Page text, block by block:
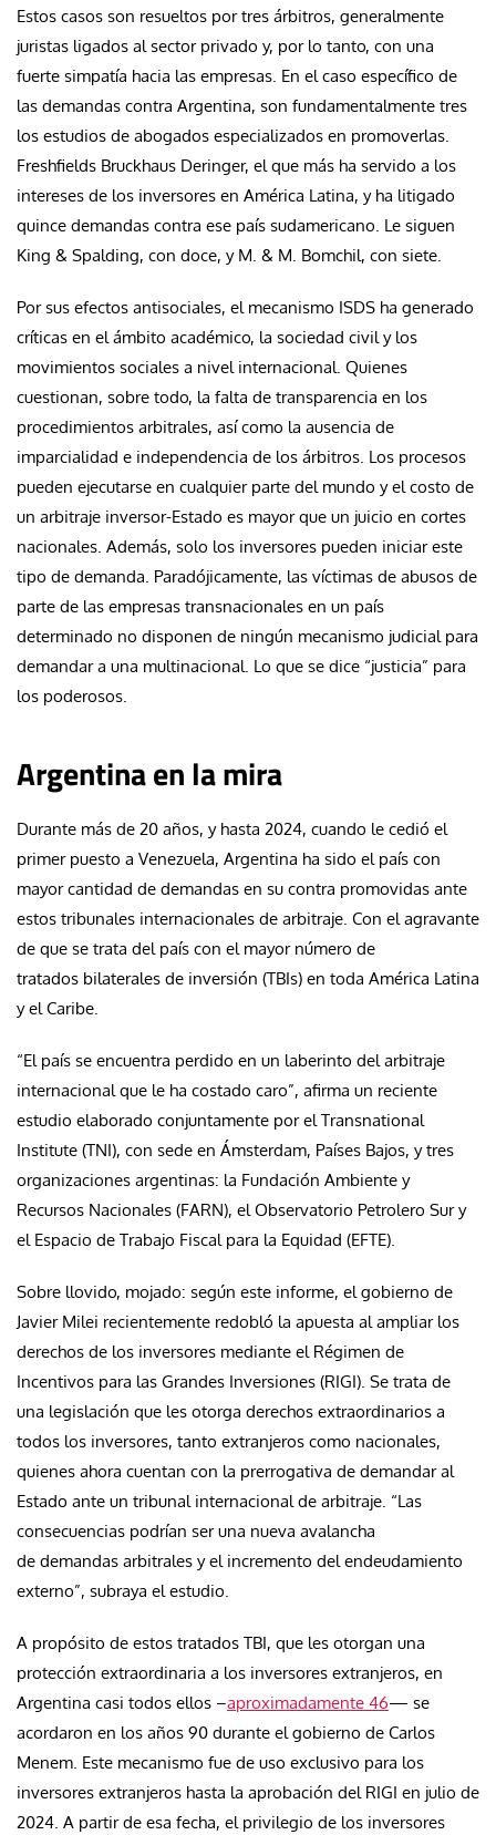
Estos casos son resueltos por tres árbitros, generalmente
juristas ligados al sector privado y, por lo tanto, con una
fuerte simpatía hacia las empresas. En el caso específico de
las demandas contra Argentina, son fundamentalmente tres
los estudios de abogados especializados en promoverlas.
Freshfields Bruckhaus Deringer, el que más ha servido a los
intereses de los inversores en América Latina, y ha litigado
quince demandas contra ese país sudamericano. Le siguen
King & Spalding, con doce, y M. & M. Bomchil, con siete.
Por sus efectos antisociales, el mecanismo ISDS ha generado
críticas en el ámbito académico, la sociedad civil y los
movimientos sociales a nivel internacional. Quienes
cuestionan, sobre todo, la falta de transparencia en los
procedimientos arbitrales, así como la ausencia de
imparcialidad e independencia de los árbitros. Los procesos
pueden ejecutarse en cualquier parte del mundo y el costo de
un arbitraje inversor-Estado es mayor que un juicio en cortes
nacionales. Además, solo los inversores pueden iniciar este
tipo de demanda. Paradójicamente, las víctimas de abusos de
parte de las empresas transnacionales en un país
determinado no disponen de ningún mecanismo judicial para
demandar a una multinacional. Lo que se dice “justicia” para
los poderosos.
Argentina en la mira
Durante más de 20 años, y hasta 2024, cuando le cedió el
primer puesto a Venezuela, Argentina ha sido el país con
mayor cantidad de demandas en su contra promovidas ante
estos tribunales internacionales de arbitraje. Con el agravante
de que se trata del país con el mayor número de
tratados bilaterales de inversión (TBIs) en toda América Latina
y el Caribe.
“El país se encuentra perdido en un laberinto del arbitraje
internacional que le ha costado caro”, afirma un reciente
estudio elaborado conjuntamente por el Transnational
Institute (TNI), con sede en Ámsterdam, Países Bajos, y tres
organizaciones argentinas: la Fundación Ambiente y
Recursos Nacionales (FARN), el Observatorio Petrolero Sur y
el Espacio de Trabajo Fiscal para la Equidad (EFTE).
Sobre llovido, mojado: según este informe, el gobierno de
Javier Milei recientemente redobló la apuesta al ampliar los
derechos de los inversores mediante el Régimen de
Incentivos para las Grandes Inversiones (RIGI). Se trata de
una legislación que les otorga derechos extraordinarios a
todos los inversores, tanto extranjeros como nacionales,
quienes ahora cuentan con la prerrogativa de demandar al
Estado ante un tribunal internacional de arbitraje. “Las
consecuencias podrían ser una nueva avalancha
de demandas arbitrales y el incremento del endeudamiento
externo”, subraya el estudio.
A propósito de estos tratados TBI, que les otorgan una
protección extraordinaria a los inversores extranjeros, en
Argentina casi todos ellos –aproximadamente 46— se
acordaron en los años 90 durante el gobierno de Carlos
Menem. Este mecanismo fue de uso exclusivo para los
inversores extranjeros hasta la aprobación del RIGI en julio de
2024. A partir de esa fecha, el privilegio de los inversores